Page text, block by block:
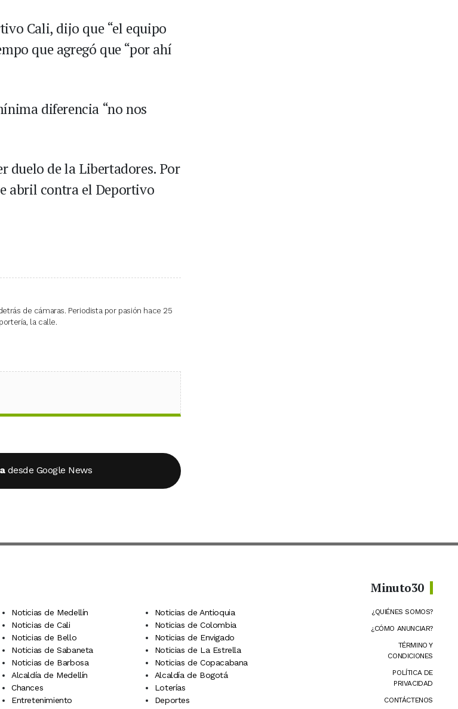
Cali, dijo que “el equipo
que agregó que “por ahí
diferencia “no nos
duelo de la Libertadores. Por
abril contra el Deportivo
de cámaras. Periodista por pasión hace 25
la calle.
desde Google News
Noticias de Medellín
Noticias de Antioquia
Noticias de Cali
Noticias de Colombia
Noticias de Bello
Noticias de Envigado
Noticias de Sabaneta
Noticias de La Estrella
Noticias de Barbosa
Noticias de Copacabana
Alcaldía de Medellín
Alcaldía de Bogotá
Chances
Loterías
Entretenimiento
Deportes
Minuto30
¿QUIÉNES SOMOS?
¿CÓMO ANUNCIAR?
TÉRMINO Y
CONDICIONES
POLÍTICA DE
PRIVACIDAD
CONTÁCTENOS